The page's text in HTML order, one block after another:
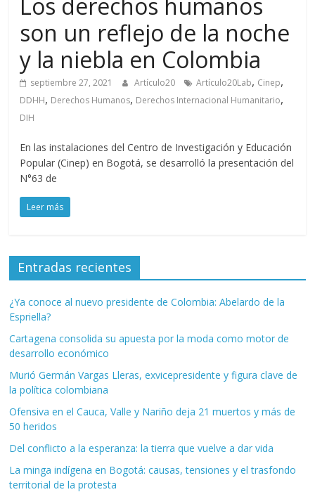
periodismo
digital
del
Politécnico
Grancolombiano
son un reflejo de la noche
y la niebla en Colombia
septiembre 27, 2021 Artículo20 Artículo20Lab, Cinep,
DDHH, Derechos Humanos, Derechos Internacional Humanitario,
DIH
En las instalaciones del Centro de Investigación y Educación
Popular (Cinep) en Bogotá, se desarrolló la presentación del
N°63 de
Leer más
Entradas recientes
¿Ya conoce al nuevo presidente de Colombia: Abelardo de la
Espriella?
Cartagena consolida su apuesta por la moda como motor de
desarrollo económico
Murió Germán Vargas Lleras, exvicepresidente y figura clave de
la política colombiana
Ofensiva en el Cauca, Valle y Nariño deja 21 muertos y más de
50 heridos
Del conflicto a la esperanza: la tierra que vuelve a dar vida
La minga indígena en Bogotá: causas, tensiones y el trasfondo
territorial de la protesta